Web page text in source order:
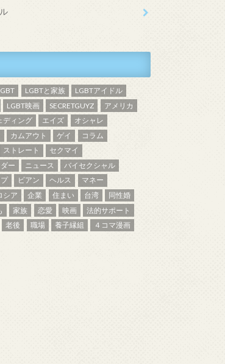
LGBTと家族
LGBTアイドル
LGBT映画 SECRETGUYZ
アメリカ
ディング エイズ
オシャレ
カムアウト ゲイ
コラム
ストレート
セクマイ
ー
ニュース
バイセクシャル
ビアン ヘルス
マネー
シア 企業 住まい 台湾
同性婚
家族 恋愛 映画
法的サポート
老後 職場 養子縁組 ４コマ漫画